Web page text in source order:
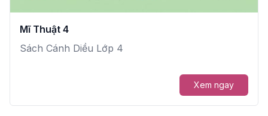
Mĩ Thuật 4
Sách Cánh Diều Lớp 4
Xem ngay